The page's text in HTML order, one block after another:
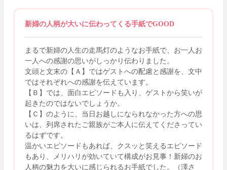
新婦の人柄が大いに伝わってくる手紙でGOOD
まるで新婦の人生の走馬灯のようなお手紙で、お一人お
一人への感謝の思いがしっかり伝わりました。
文頭と文末の【Ａ】ではゲストへの配慮と感謝を、文中
ではそれぞれへの感謝を伝えています。
【Ｂ】では、面白エピソードも入り、ゲストから笑いが
起きたのではないでしょうか。
【Ｃ】のように、当日お越しになられなかった方への思
いは、列席されたご親族がご本人に伝えてくださってい
るはずです。
温かいエピソードもあれば、クスッと笑えるエピソード
もあり、メリハリが効いていて構成がお見事！新婦のお
人柄の魅力を大いに感じられるお手紙でした。（澤さ